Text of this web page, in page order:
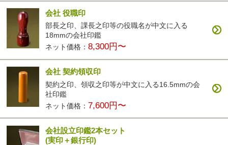
会社 役職印
部長之印、課長之印等の役職名が中文に入る
18mmの会社印鑑
ネット価格：8,300円〜
会社 契約領収印
契約之印、領収之印等が中文に入る16.5mmの会
社印鑑
ネット価格： 7,600円〜
会社設立印鑑2本セット
(実印＋銀行印)